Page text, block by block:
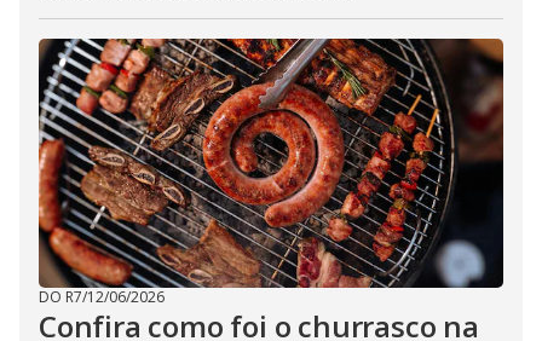
DO R7/12/06/2026
Confira como foi o churrasco na